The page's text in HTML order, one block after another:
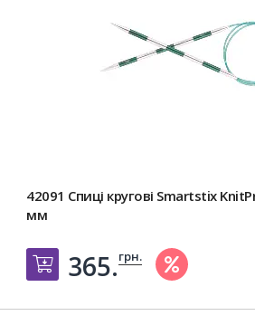
42091 Спиці кругові Smartstix
мм
Добавить в корзину
365.грн.